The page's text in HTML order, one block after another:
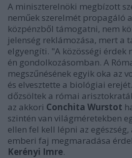
A miniszterelnöki megbízott
neműek szerelmét propagáló
közpénzből támogatni, nem
jelenség reklámozása, mert a
elgyengíti. "A közösségi érdek
én gondolkozásomban. A
megszűnésének egyik oka az
és elvesztette a biológiai
dőzsöltek a római
az akkori Conchita Wurstot
szintén van világméretekben
ellen fel kell lépni az
emberi faj megmaradása
Kerényi Imre.